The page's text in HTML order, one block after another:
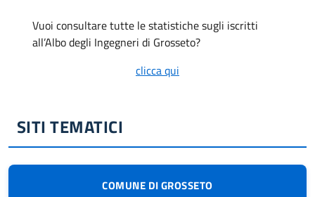
Vuoi consultare tutte le statistiche sugli iscritti
all’Albo degli Ingegneri di Grosseto?
clicca qui
SITI TEMATICI
COMUNE DI GROSSETO